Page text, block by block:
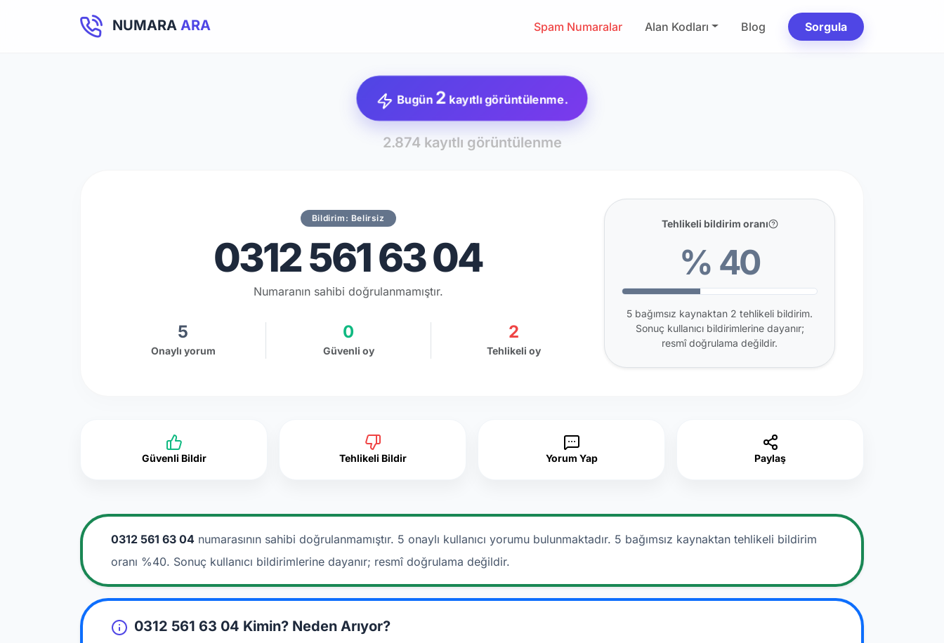
NUMARA ARA Spam Numaralar Alan Kodları Blog Sorgula
Bugün 2 kayıtlı görüntülenme.
2.874 kayıtlı görüntülenme
Bildirim: Belirsiz
0312 561 63 04
Numaranın sahibi doğrulanmamıştır.
5
Onaylı yorum
0
Güvenli oy
2
Tehlikeli oy
Tehlikeli bildirim oranı
% 40
5 bağımsız kaynaktan 2 tehlikeli bildirim.
Sonuç kullanıcı bildirimlerine dayanır;
resmî doğrulama değildir.
Güvenli Bildir Tehlikeli Bildir Yorum Yap Paylaş
0312 561 63 04 numarasının sahibi doğrulanmamıştır. 5 onaylı kullanıcı yorumu bulunmaktadır. 5 bağımsız kaynaktan tehlikeli bildirim
oranı %40. Sonuç kullanıcı bildirimlerine dayanır; resmî doğrulama değildir.
0312 561 63 04 Kimin? Neden Arıyor?